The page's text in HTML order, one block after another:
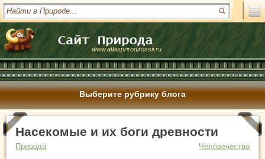
www.atlasprirodirossii.ru
Выберите рубрику блога
Насекомые и их боги древности
Природа
Человечество